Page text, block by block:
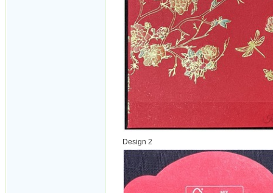
Design 2